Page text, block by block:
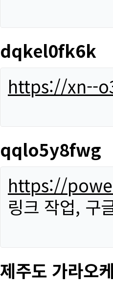
dqkel0fk6k
https://xn--
qqlo5y8fwg
https://
링크 작업, 구
제주도 가라오케